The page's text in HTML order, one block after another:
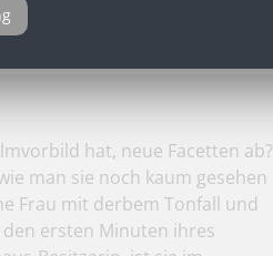
hat, neue Facetten ab?
man sie noch kaum gesehen
Frau mit derbem Tonfall und
ersten Minuten ihres